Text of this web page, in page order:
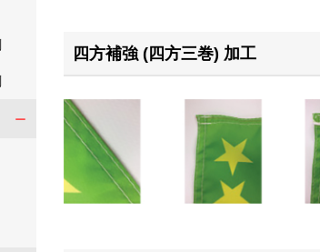
四方補強 (四方三巻) 加工